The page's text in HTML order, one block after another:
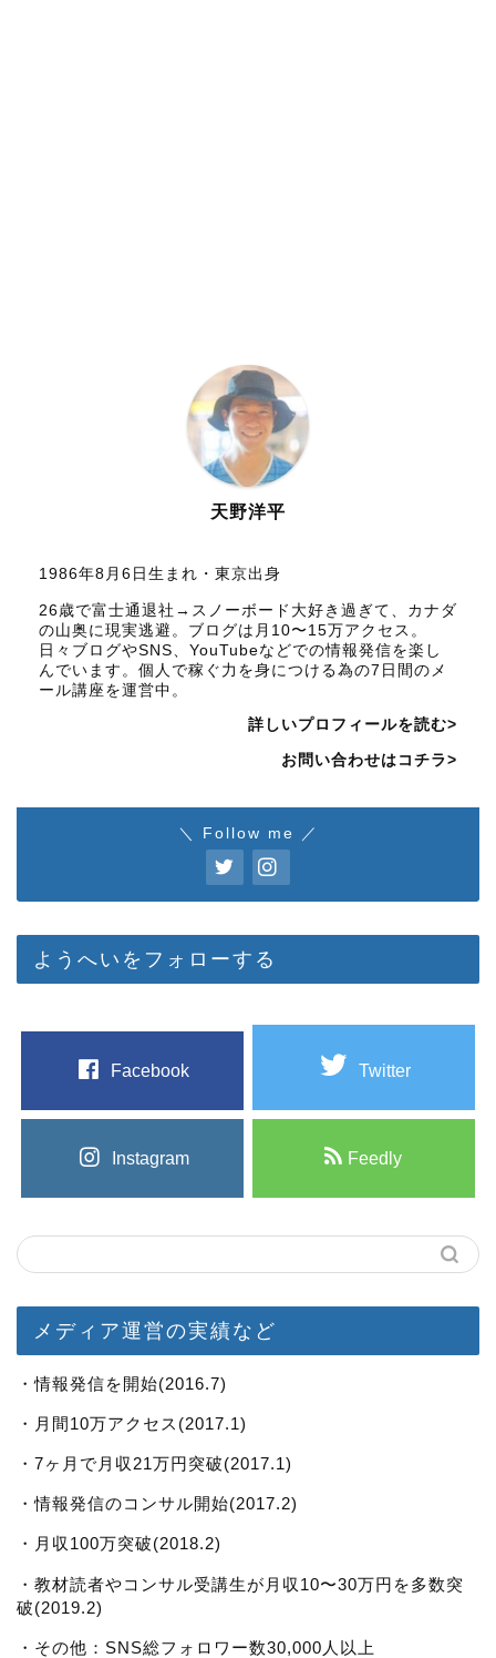
天野洋平
1986年8月6日生まれ・東京出身
26歳で富士通退社→スノーボード大好き過ぎて、カナダ
の山奥に現実逃避。ブログは月10〜15万アクセス。
日々ブログやSNS、YouTubeなどでの情報発信を楽し
んでいます。個人で稼ぐ力を身につける為の7日間のメ
ール講座を運営中。
詳しいプロフィールを読む>
お問い合わせはコチラ>
＼ Follow me ／
ようへいをフォローする
Facebook Twitter
Instagram Feedly
メディア運営の実績など
・情報発信を開始(2016.7)
・月間10万アクセス(2017.1)
・7ヶ月で月収21万円突破(2017.1)
・情報発信のコンサル開始(2017.2)
・月収100万突破(2018.2)
・教材読者やコンサル受講生が月収10〜30万円を多数突
破(2019.2)
・その他：SNS総フォロワー数30,000人以上